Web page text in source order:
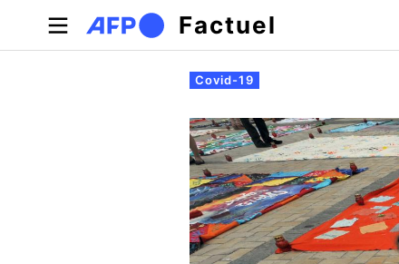
Aller au contenu principal
Factuel
Onglets principaux
Covid-19